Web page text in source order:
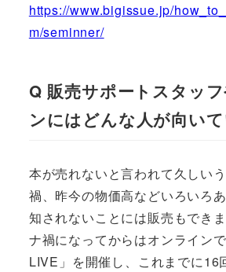
https://www.bigissue.jp/
m/seminner/
Q 販売サポートスタッ
ンにはどんな人が向い
本が売れないと言われて久しい
禍、昨今の物価高などいろいろ
知されないことには販売もでき
ナ禍になってからはオンライン
LIVE」を開催し、これまでに16